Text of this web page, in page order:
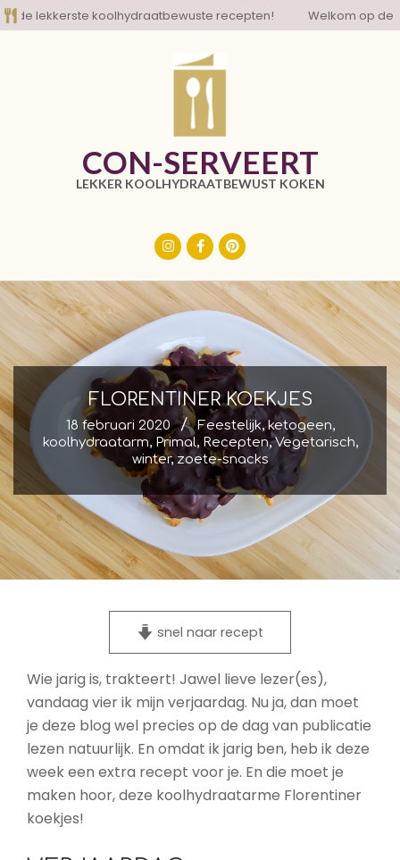
Skip
to
lekkerste koolhydraatbewuste recepten! Welkom op de
CON-SERVEERT
LEKKER KOOLHYDRAATBEWUST KOKEN
FLORENTINER KOEKJES
18 februari 2020 Feestelijk, ketogeen,
koolhydraatarm, Primal, Recepten,Vegetarisch,
winter,zoete-snacks
snel naar recept
Wie jarig is, trakteert! Jawel lieve lezer(es),
vandaag vier ik mijn verjaardag. Nu ja, dan moet
je deze blog wel precies op de dag van publicatie
lezen natuurlijk. En omdat ik jarig ben, heb ik deze
week een extra recept voor je. En die moet je
maken hoor, deze koolhydraatarme Florentiner
koekjes!